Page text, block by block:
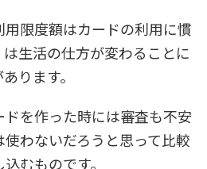
限度額はカードの利用に慣
生活の仕方が変わることに
ります。
を作った時には審査も不安
わないだろうと思って比較
むものです。